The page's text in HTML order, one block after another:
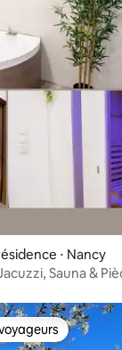
⋅ Nancy
Sauna &
les plus